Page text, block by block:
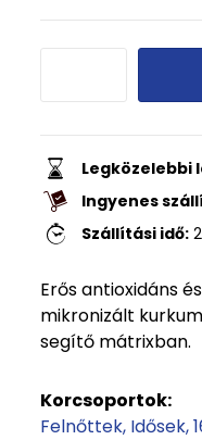
Legközelebbi
Ingyenes
Szállítási idő:
Erős antioxidáns
mikronizált
segítő mátrixban.
Korcsoportok:
Felnőttek Idősek